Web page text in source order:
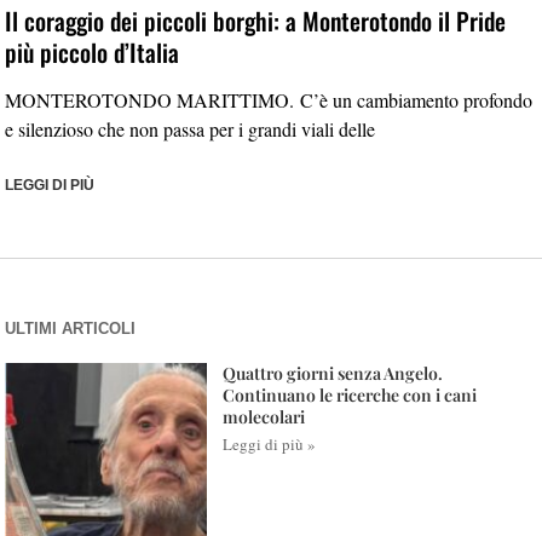
Il coraggio dei piccoli borghi: a Monterotondo il Pride
più piccolo d’Italia
MONTEROTONDO MARITTIMO. C’è un cambiamento profondo
e silenzioso che non passa per i grandi viali delle
LEGGI DI PIÙ
ULTIMI ARTICOLI
Quattro giorni senza Angelo.
Continuano le ricerche con i cani
molecolari
Leggi di più »